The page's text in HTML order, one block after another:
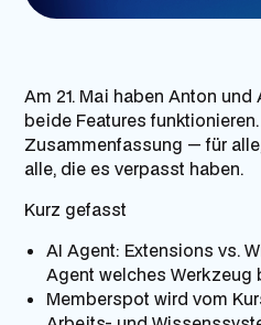
Am 21. Mai haben Anton
beide Features
Zusammenfassung — für
alle, die es verpasst haben.
Kurz gefasst
AI Agent: Extensions vs.
Agent welches Werkzeug
Memberspot wird vom